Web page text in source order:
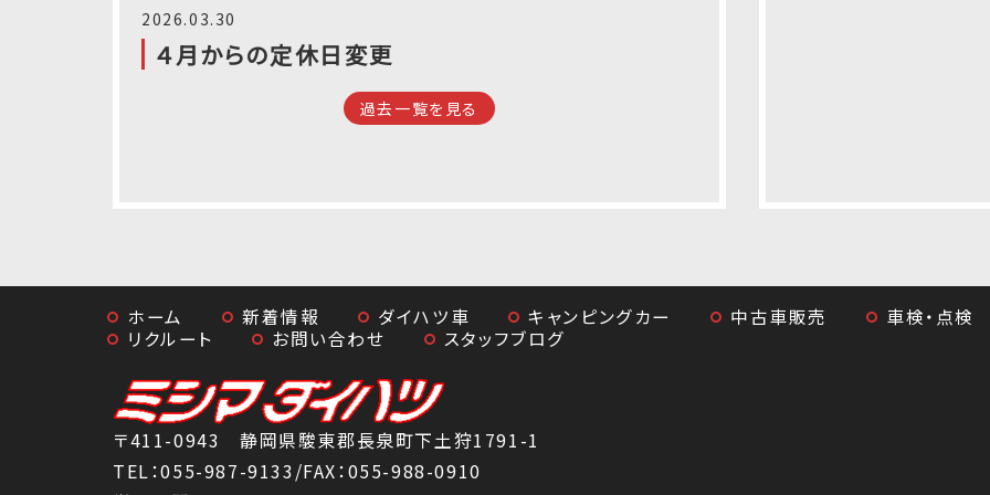
2026.03.30
４月からの定休日変更
過去一覧を見る
ホーム 新着情報 ダイハツ車 キャンピングカー 中古車販売 車検・点検
リクルート
お問い合わせ スタッフブログ
〒411-0943 静岡県駿東郡長泉町下土狩1791-1
TEL：055-987-9133/FAX：055-988-0910